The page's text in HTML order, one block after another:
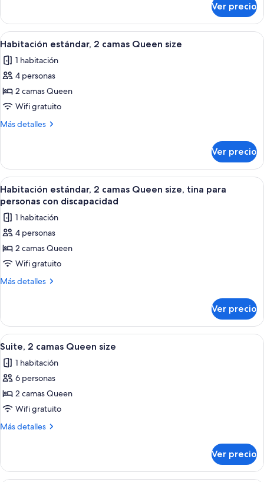
size,
tina
para
personas
con
discapacidad
estándar,
cama
size,
tina
personas
con
Ver precio
Abrir
todas
las
fotos
de
Habitación
estándar,
Queen
size
Habitación de hotel con dos camas,
8
Habitación estándar, 2 camas Queen size
1 habitación
4 personas
2 camas Queen
Wifi gratuito
Más detalles
Más
estándar,
camas
Queen
size
Ver precio
Abrir
todas
las
fotos
de
Habitación
estándar,
2
size,
tina
para
personas
con
discapacidad
Habitación de hotel moderna con
8
Habitación estándar, 2 camas Queen size, tina para
personas con discapacidad
1 habitación
4 personas
2 camas Queen
Wifi gratuito
Más detalles
Más
estándar,
camas
size,
tina
personas
con
Ver precio
Abrir
todas
las
fotos
de
Suite,
2
size
Una habitación con un sofá azul,
9
Suite, 2 camas Queen size
1 habitación
6 personas
2 camas Queen
Wifi gratuito
Más detalles
Más
2
camas
Ver precio